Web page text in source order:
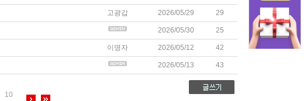
고광갑 2026/05/29 29
2026/05/30 25
이명자 2026/05/12 42
2026/05/13 43
10